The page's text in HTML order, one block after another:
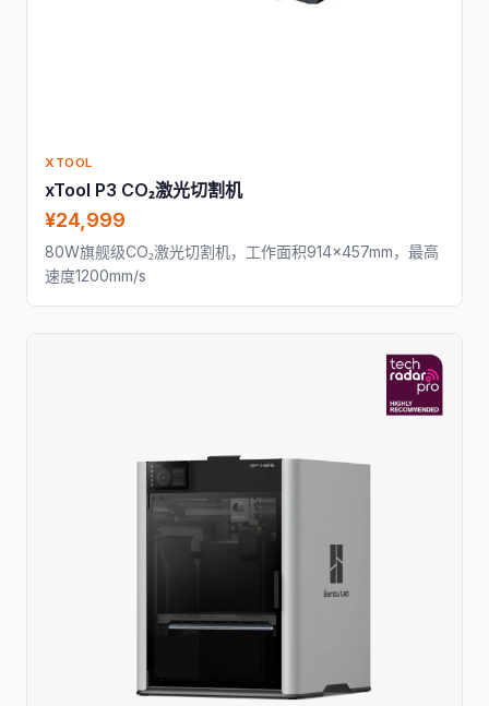
XTOOL
xTool P3 CO₂激光切割机
¥24,999
80W旗舰级CO₂激光切割机，工作面积914×457mm，最高
速度1200mm/s